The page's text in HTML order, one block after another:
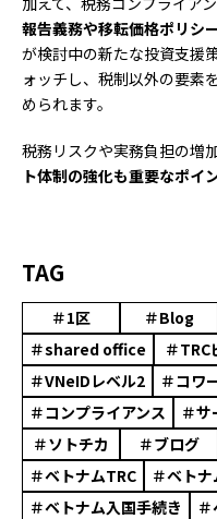
報告義務や移転価格ポリシ
が検討中の新たな投資支援
ォッチし、税制以外の要素
められます。
税務リスクや実務負担の増
ト体制の強化も重要なポイ
TAG
＃1区 ＃Blog
＃shared office
＃TRC
＃VNeIDレベル2
＃コワ
＃コンプライアンス
＃
＃ソトチカ
＃ブログ
＃ベトナムTRC
＃ベトナ
＃ベトナム入国手続き